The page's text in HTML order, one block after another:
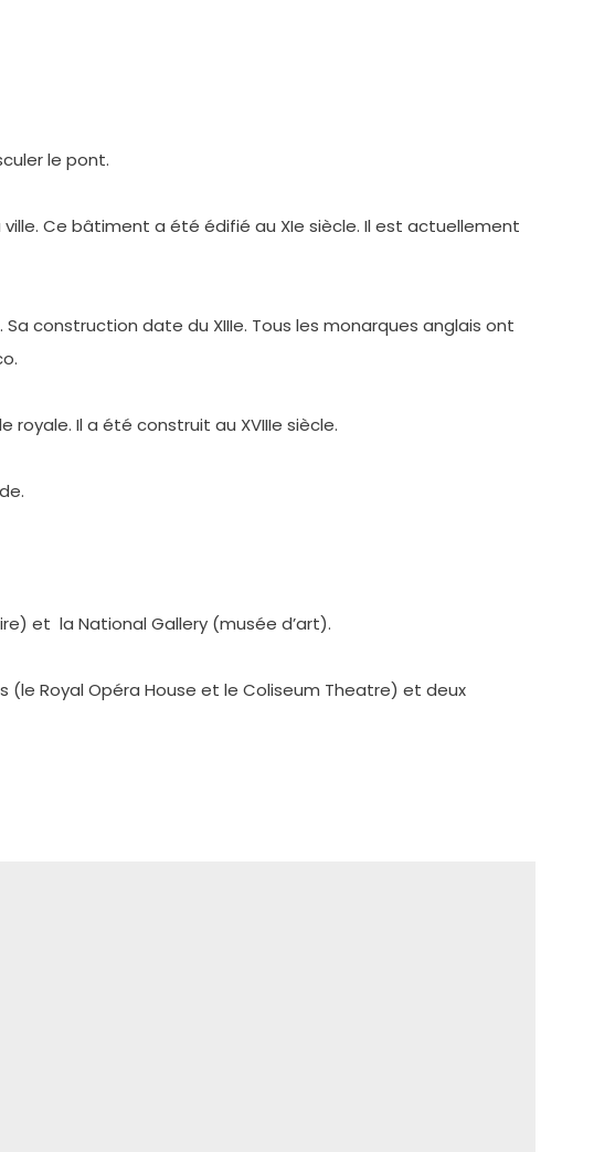
le pont.
Ce bâtiment a été édifié au XIe siècle. Il est actuellement
construction date du XIIIe. Tous les monarques anglais ont
Il a été construit au XVIIIe siècle.
et la National Gallery (musée d’art).
(le Royal Opéra House et le Coliseum Theatre) et deux